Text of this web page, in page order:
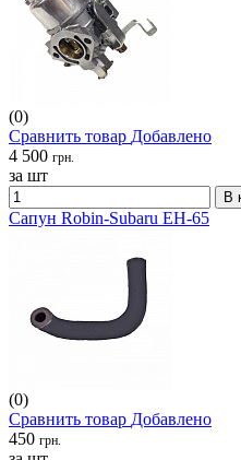
(0)
Сравнить товар Добавлено
4 500 грн.
за шт
В
Сапун Robin-Subaru EH-65
(0)
Сравнить товар Добавлено
450 грн.